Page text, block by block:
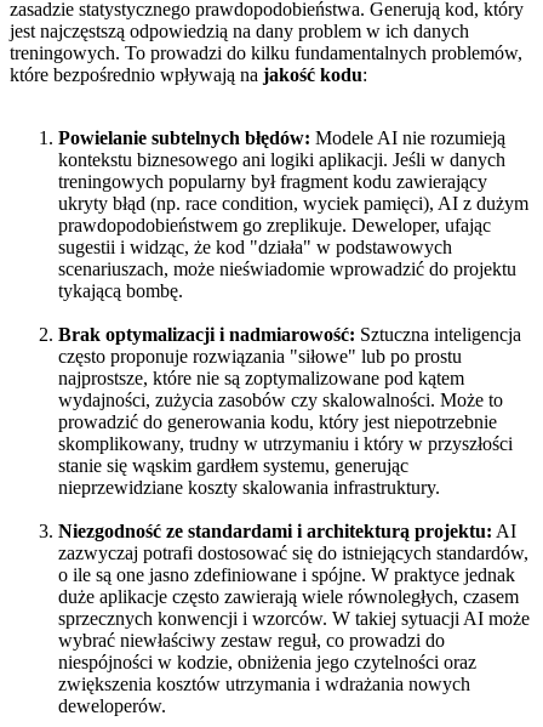
zasadzie statystycznego prawdopodobieństwa. Generują kod, który
jest najczęstszą odpowiedzią na dany problem w ich danych
treningowych. To prowadzi do kilku fundamentalnych problemów,
które bezpośrednio wpływają na jakość kodu:
Powielanie subtelnych błędów: Modele AI nie rozumieją
kontekstu biznesowego ani logiki aplikacji. Jeśli w danych
treningowych popularny był fragment kodu zawierający
ukryty błąd (np. race condition, wyciek pamięci), AI z dużym
prawdopodobieństwem go zreplikuje. Deweloper, ufając
sugestii i widząc, że kod "działa" w podstawowych
scenariuszach, może nieświadomie wprowadzić do projektu
tykającą bombę.
Brak optymalizacji i nadmiarowość: Sztuczna inteligencja
często proponuje rozwiązania "siłowe" lub po prostu
najprostsze, które nie są zoptymalizowane pod kątem
wydajności, zużycia zasobów czy skalowalności. Może to
prowadzić do generowania kodu, który jest niepotrzebnie
skomplikowany, trudny w utrzymaniu i który w przyszłości
stanie się wąskim gardłem systemu, generując
nieprzewidziane koszty skalowania infrastruktury.
Niezgodność ze standardami i architekturą projektu: AI
zazwyczaj potrafi dostosować się do istniejących standardów,
o ile są one jasno zdefiniowane i spójne. W praktyce jednak
duże aplikacje często zawierają wiele równoległych, czasem
sprzecznych konwencji i wzorców. W takiej sytuacji AI może
wybrać niewłaściwy zestaw reguł, co prowadzi do
niespójności w kodzie, obniżenia jego czytelności oraz
zwiększenia kosztów utrzymania i wdrażania nowych
deweloperów.